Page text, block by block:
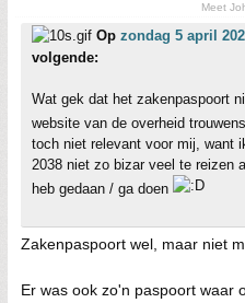
Meet
Op zondag 5 april
volgende:
Wat gek dat het zakenpaspoort
website van de overheid
toch niet relevant voor mij, want
2038 niet zo bizar veel te reizen
heb gedaan / ga doen
Zakenpaspoort wel, maar niet
Er was ook zo'n paspoort waar